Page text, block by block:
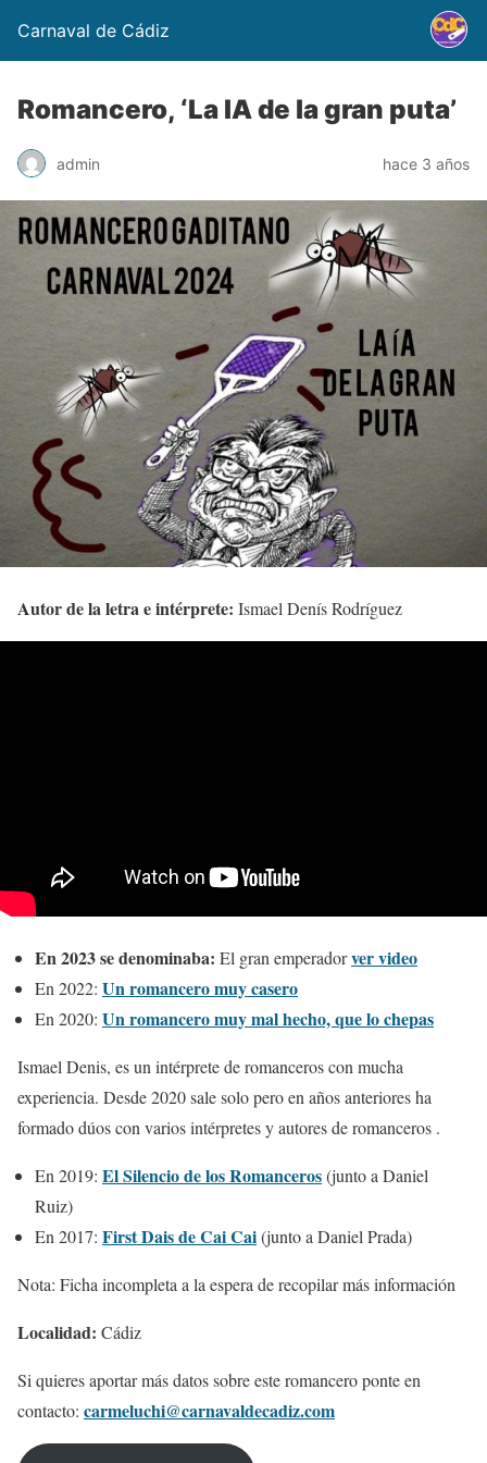
Carnaval de Cádiz
Romancero, ‘La IA de la gran puta’
admin hace 3 años
Autor de la letra e intérprete: Ismael Denís Rodríguez
En 2023 se denominaba: El gran emperadorver video
En 2022: Un romancero muy casero
En 2020: Un romancero muy mal hecho, que lo chepas
Ismael Denis, es un intérprete de romanceros con mucha
experiencia. Desde 2020 sale solo pero en años anteriores ha
formado dúos con varios intérpretes y autores de romanceros .
En 2019: El Silencio de los Romanceros(junto a Daniel
Ruiz)
En 2017: First Dais de Cai Cai(junto a Daniel Prada)
Nota: Ficha incompleta a la espera de recopilar más información
Localidad: Cádiz
Si quieres aportar más datos sobre este romancero ponte en
contacto: carmeluchi@carnavaldecadiz.com